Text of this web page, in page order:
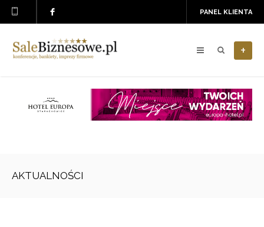
PANEL KLIENTA
+
AKTUALNOŚCI